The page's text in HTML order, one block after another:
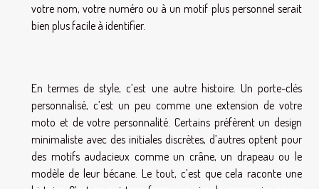
votre nom, votre numéro ou à un motif plus personnel serait
bien plus facile à identifier.
En termes de style, c’est une autre histoire. Un porte-clés
personnalisé, c’est un peu comme une extension de votre
moto et de votre personnalité. Certains préfèrent un design
minimaliste avec des initiales discrètes, d’autres optent pour
des motifs audacieux comme un crâne, un drapeau ou le
modèle de leur bécane. Le tout, c’est que cela raconte une